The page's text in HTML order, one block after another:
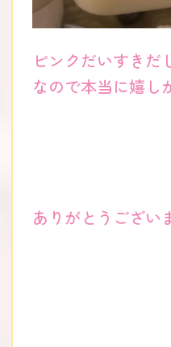
ピンクだいすきだ
なので本当に嬉し
ありがとうござい